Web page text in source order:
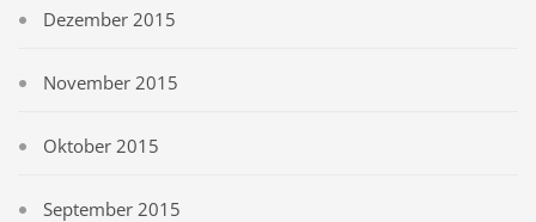
Dezember 2015
November 2015
Oktober 2015
September 2015